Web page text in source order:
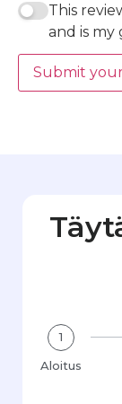
This
and is my
Submit
1
Aloitus